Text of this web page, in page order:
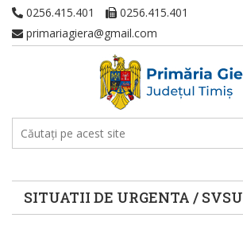
0256.415.401
0256.415.401
primariagiera@gmail.com
SITUATII DE URGENTA / SVSU